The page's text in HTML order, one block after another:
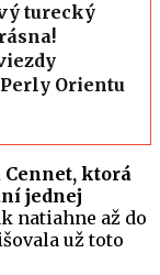
turecký
Orientu
ktorá
jednej
natiahne až do
už toto